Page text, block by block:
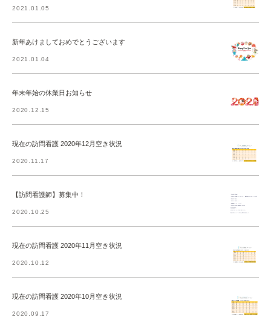
2021.01.05
新年あけましておめでとうございます
2021.01.04
年末年始の休業日お知らせ
2020.12.15
現在の訪問看護 2020年12月空き状況
2020.11.17
【訪問看護師】募集中！
2020.10.25
現在の訪問看護 2020年11月空き状況
2020.10.12
現在の訪問看護 2020年10月空き状況
2020.09.17